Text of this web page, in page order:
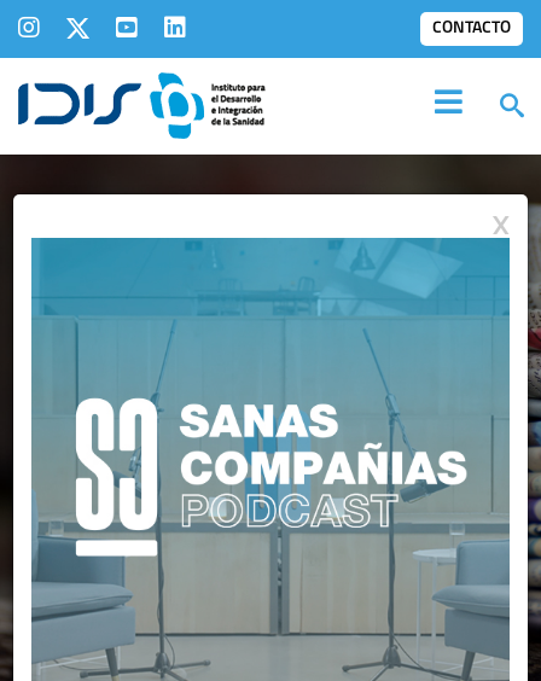
CONTACTO
IDIS EN LOSMEDIOS
X